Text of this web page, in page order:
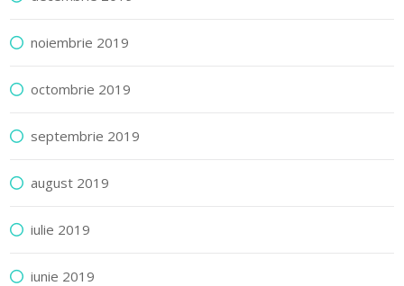
noiembrie 2019
octombrie 2019
septembrie 2019
august 2019
iulie 2019
iunie 2019